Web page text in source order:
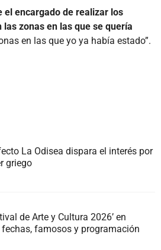
el encargado de realizar los
zonas en las que se quería
en las que yo ya había estado”.
La Odisea dispara el interés por
griego
de Arte y Cultura 2026’ en
fechas, famosos y programación